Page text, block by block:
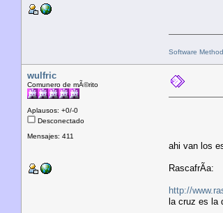
Software
wulfric
Comunero de mÃ©rito
Aplausos: +0/-0
Desconectado
Mensajes: 411
ahi van los
RascafrÃ­a:
http://
la cruz es la